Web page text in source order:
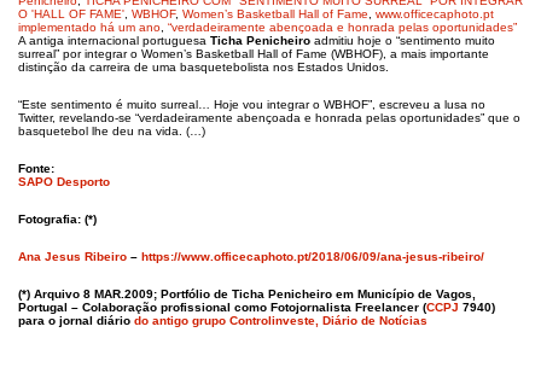
O 'HALL OF FAME' WBHOF, Women’s Basketball Hall of Fame
www.officecaphoto.pt
implementado há um ano “verdadeiramente abençoada e honrada pelas oportunidades”
A antiga internacional portuguesa Ticha Penicheiro admitiu hoje o “sentimento muito
surreal” por integrar o Women’s Basketball Hall of Fame (WBHOF), a mais importante
distinção da carreira de uma basquetebolista nos Estados Unidos.
“Este sentimento é muito surreal… Hoje vou integrar o WBHOF”, escreveu a lusa no
Twitter, revelando-se “verdadeiramente abençoada e honrada pelas oportunidades” que o
basquetebol lhe deu na vida. (…)
Fonte:
SAPO Desporto
Fotografia: (*)
Ana Jesus Ribeiro – https://www.officecaphoto.pt/2018/06/09/ana-jesus-ribeiro/
(*) Arquivo 8 MAR.2009; Portfólio de Ticha Penicheiro em Município de Vagos,
Portugal – Colaboração profissional como Fotojornalista Freelancer (CCPJ 7940)
para o jornal diário do antigo grupo Controlinveste, Diário de Notícias